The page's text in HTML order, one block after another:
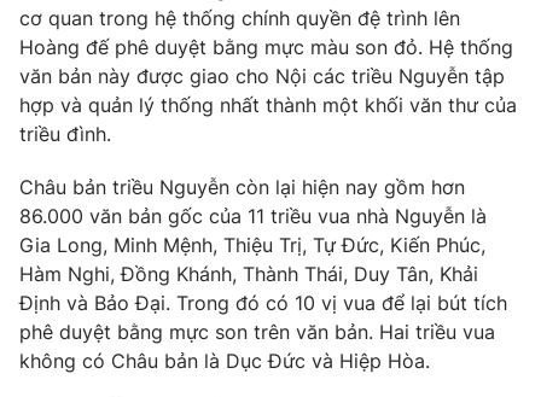
cơ quan trong hệ thống chính quyền đệ trình lên
Hoàng đế phê duyệt bằng mực màu son đỏ. Hệ thống
văn bản này được giao cho Nội các triều Nguyễn tập
hợp và quản lý thống nhất thành một khối văn thư của
triều đình.
Châu bản triều Nguyễn còn lại hiện nay gồm hơn
86.000 văn bản gốc của 11 triều vua nhà Nguyễn là
Gia Long, Minh Mệnh, Thiệu Trị, Tự Đức, Kiến Phúc,
Hàm Nghi, Đồng Khánh, Thành Thái, Duy Tân, Khải
Định và Bảo Đại. Trong đó có 10 vị vua để lại bút tích
phê duyệt bằng mực son trên văn bản. Hai triều vua
không có Châu bản là Dục Đức và Hiệp Hòa.